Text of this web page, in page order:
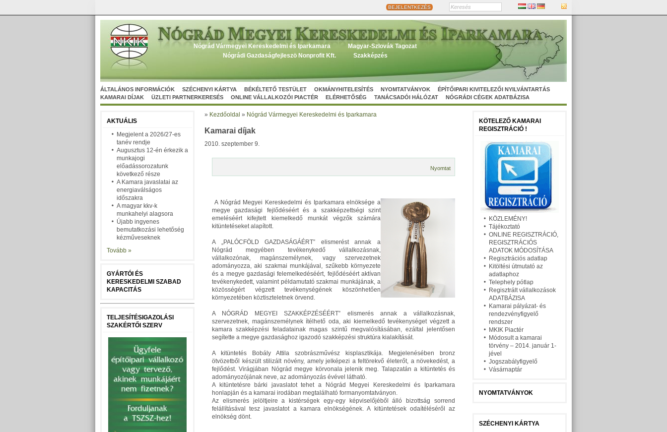
BEJELENTKEZÉS
Nógrád Vármegyei Kereskedelmi és Iparkamara
Magyar-Szlovák Tagozat
Nógrádi Gazdaságfejleszö Nonprofit Kft.
Szakképzés
ÁLTALÁNOS INFORMÁCIÓK SZÉCHENYI KÁRTYA BÉKÉLTETŐ TESTÜLET OKMÁNYHITELESÍTÉS NYOMTATVÁNYOK
ÉPÍTŐIPARI KIVITELEZŐI NYILVÁNTARTÁS
KAMARAI DÍJAK
ÜZLETI PARTNERKERESÉS ONLINE VÁLLALKOZÓI PIACTÉR ELÉRHETŐSÉG TANÁCSADÓI HÁLÓZAT NÓGRÁDI CÉGEK ADATBÁZISA
AKTUÁLIS
Megjelent a 2026/27-es
tanév rendje
Augusztus 12-én érkezik a
munkajogi
előadássorozatunk
következő része
A Kamara javaslatai az
energiaválságos
időszakra
A magyar kkv-k
munkahelyi alagsora
Újabb ingyenes
bemutatkozási lehetőség
kézműveseknek
Tovább »
GYÁRTÓI ÉS
KERESKEDELMI SZABAD
KAPACITÁS
TELJESÍTÉSIGAZOLÁSI
SZAKÉRTŐI SZERV
» Kezdőoldal » Nógrád Vármegyei Kereskedelmi és Iparkamara
Kamarai díjak
2010. szeptember 9.
Nyomtat
A Nógrád Megyei Kereskedelmi és Iparkamara elnöksége a
megye gazdasági fejlődéséért és a szakképzettségi szint
emeléséért kifejtett kiemelkedő munkát végzők számára
kitüntetéseket alapított.
A „PALÓCFÖLD GAZDASÁGÁÉRT” elismerést annak a
Nógrád megyében tevékenykedő vállalkozásnak,
vállalkozónak, magánszemélynek, vagy szervezetnek
adományozza, aki szakmai munkájával, szűkebb környezete
és a megye gazdasági felemelkedéséért, fejlődéséért aktívan
tevékenykedett, valamint példamutató szakmai munkájának, a
közösségért végzett tevékenységének köszönhetően
környezetében köztiszteletnek örvend.
A NÓGRÁD MEGYEI SZAKKÉPZÉSÉÉRT” elismerés annak a vállalkozásnak,
szervezetnek, magánszemélynek ítélhető oda, aki kiemelkedő tevékenységet végzett a
kamara szakképzési feladatainak magas szintű megvalósításában, ezáltal jelentősen
segítette a megye gazdasághoz igazodó szakképzési struktúra kialakítását.
A kitüntetés Bobály Attila szobrászművész kisplasztikája. Megjelenésében bronz
ötvözetből készült stilizált növény, amely jelképezi a feltörekvő életerőt, a növekedést, a
fejlődést. Virágjában Nógrád megye körvonala jelenik meg. Talapzatán a kitüntetés és
adományozójának neve, az adományozás évével látható.
A kitüntetésre bárki javaslatot tehet a Nógrád Megyei Kereskedelmi és Iparkamara
honlapján és a kamarai irodában megtalálható formanyomtatványon.
Az elismerés jelöltjeire a kistérségek egy-egy képviselőjéből álló bizottság sorrend
felállításával tesz javaslatot a kamara elnökségének. A kitüntetések odaítéléséről az
elnökség dönt.
KÖTELEZŐ KAMARAI
REGISZTRÁCIÓ !
KÖZLEMÉNY!
Tájékoztató
ONLINE REGISZTRÁCIÓ,
REGISZTRÁCIÓS
ADATOK MÓDOSÍTÁSA
Regisztrációs adatlap
Kitöltési útmutató az
adatlaphoz
Telephely pótlap
Regisztrált vállalkozások
ADATBÁZISA
Kamarai pályázat- és
rendezvényfigyelő
rendszer
MKIK Piactér
Módosult a kamarai
törvény – 2014. január 1-
jével
Jogszabályfigyelő
Vásárnaptár
NYOMTATVÁNYOK
SZÉCHENYI KÁRTYA